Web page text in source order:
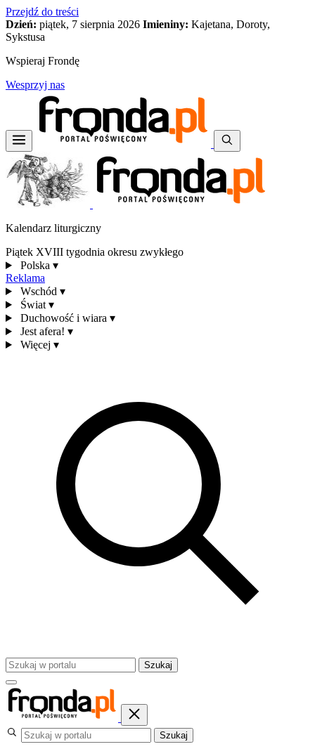
Przejdź do treści
Dzień: piątek, 7 sierpnia 2026 Imieniny: Kajetana, Doroty,
Sykstusa
Wspieraj Frondę
Wesprzyj nas
Kalendarz liturgiczny
Piątek XVIII tygodnia okresu zwykłego
Polska ▾
Reklama
Wschód ▾
Świat ▾
Duchowość i wiara ▾
Jest afera! ▾
Więcej ▾
Szukaj
Szukaj